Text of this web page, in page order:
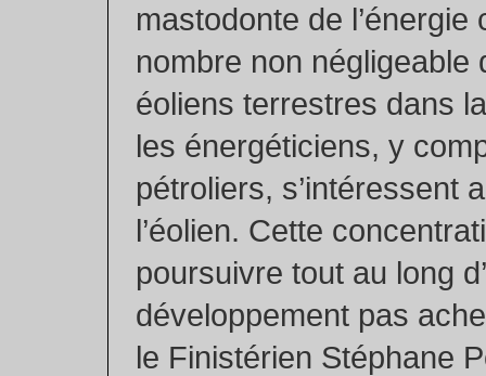
mastodonte de l’énergie
nombre non négligeable
éoliens terrestres dans
les énergéticiens, y
pétroliers, s’intéressent
l’éolien. Cette
poursuivre tout au long
développement pas
le Finistérien Stéphane